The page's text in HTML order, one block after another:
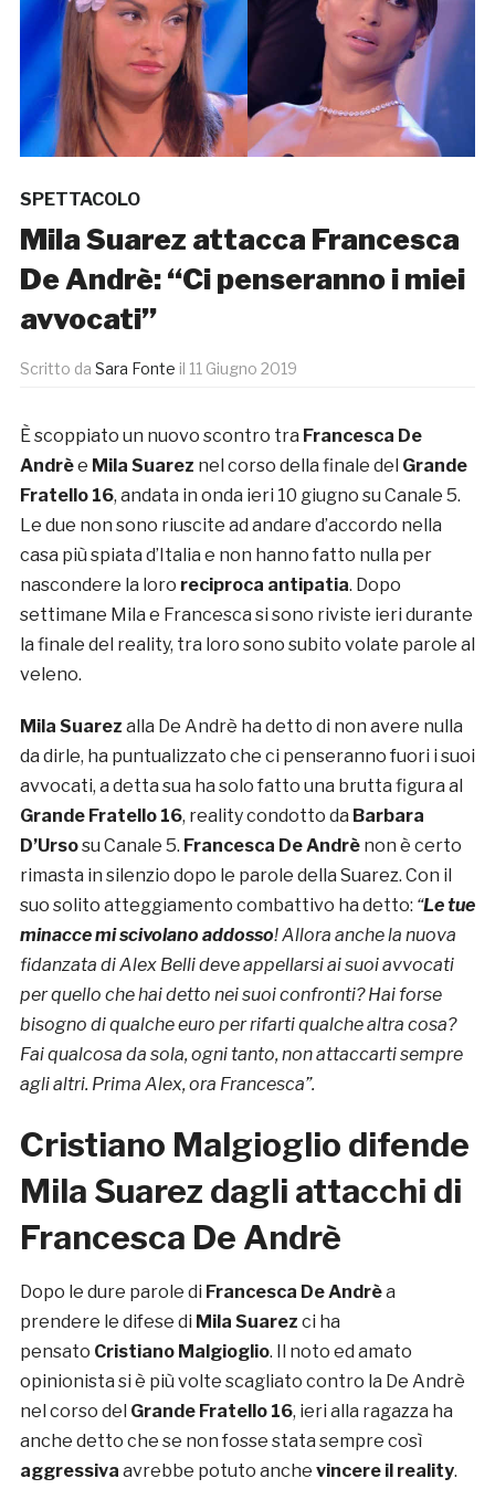
SPETTACOLO
Mila Suarez attacca Francesca
De Andrè: “Ci penseranno i miei
avvocati”
Scritto da Sara Fonte il 11 Giugno 2019
È scoppiato un nuovo scontro tra Francesca De
Andrèe Mila Suarez nel corso della finale del Grande
Fratello 16, andata in onda ieri 10 giugno su Canale 5.
Le due non sono riuscite ad andare d’accordo nella
casa più spiata d’Italia e non hanno fatto nulla per
nascondere la loro reciproca antipatia. Dopo
settimane Mila e Francesca si sono riviste ieri durante
la finale del reality, tra loro sono subito volate parole al
veleno.
Mila Suarez alla De Andrè ha detto di non avere nulla
da dirle, ha puntualizzato che ci penseranno fuori i suoi
avvocati, a detta sua ha solo fatto una brutta figura al
Grande Fratello 16, reality condotto da Barbara
D’Ursosu Canale 5. Francesca De Andrè non è certo
rimasta in silenzio dopo le parole della Suarez. Con il
suo solito atteggiamento combattivo ha detto: “Le tue
minacce mi scivolano addosso! Allora anche la nuova
fidanzata di Alex Belli deve appellarsi ai suoi avvocati
per quello che hai detto nei suoi confronti? Hai forse
bisogno di qualche euro per rifarti qualche altra cosa?
Fai qualcosa da sola, ogni tanto, non attaccarti sempre
agli altri. Prima Alex, ora Francesca”.
Cristiano Malgioglio difende
Mila Suarez dagli attacchi di
Francesca De Andrè
Dopo le dure parole di Francesca De Andrèa
prendere le difese di Mila Suarez ci ha
pensato Cristiano Malgioglio. Il noto ed amato
opinionista si è più volte scagliato contro la De Andrè
nel corso del Grande Fratello 16, ieri alla ragazza ha
anche detto che se non fosse stata sempre così
aggressiva avrebbe potuto anche vincere il reality.